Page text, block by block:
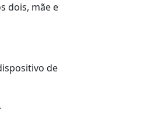
dois, mãe e
de